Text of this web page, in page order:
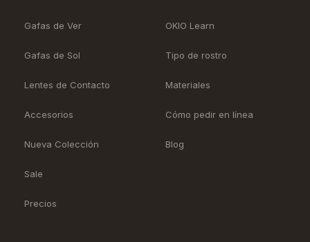
Gafas de Ver
Gafas de Sol
Lentes de Contacto
Accesorios
Nueva Colección
Sale
Precios
OKIO Learn
Tipo de rostro
Materiales
Cómo pedir en línea
Blog